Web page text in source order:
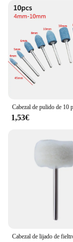
soapy water
water and
sustainable
conserves
environmental
Whether
your vehicle
offer a green
excellent
1,53€